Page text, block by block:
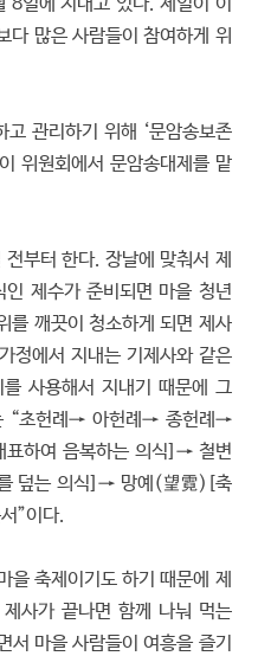
다 많은 사람들이 참여하게 위
관리하기 위해 ‘문암송보존
위원회에서 문암송대제를 맡
부터 한다. 장날에 맞춰서 제
제수가 준비되면 마을 청년
를 깨끗이 청소하게 되면 제사
정에서 지내는 기제사와 같은
사용해서 지내기 때문에 그
“초헌례→ 아헌례→ 종헌례→
하여 음복하는 의식]→ 철변
덮는 의식]→ 망예(望霓)[축
”이다.
을 축제이기도 하기 때문에 제
사가 끝나면 함께 나눠 먹는
서 마을 사람들이 여흥을 즐기